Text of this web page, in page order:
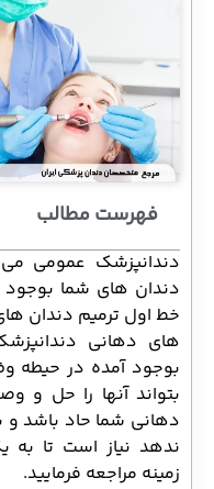
فهرست مطالب
دندانپزشک عمومی می
دندان های شما بوجود
خط اول ترمیم دندان های
های دهانی
بوجود آمده در حیطه
بتواند آنها را حل و
دهانی شما حاد باشد و به
ندهد نیاز است تا به
زمینه مراجعه فرمایید.